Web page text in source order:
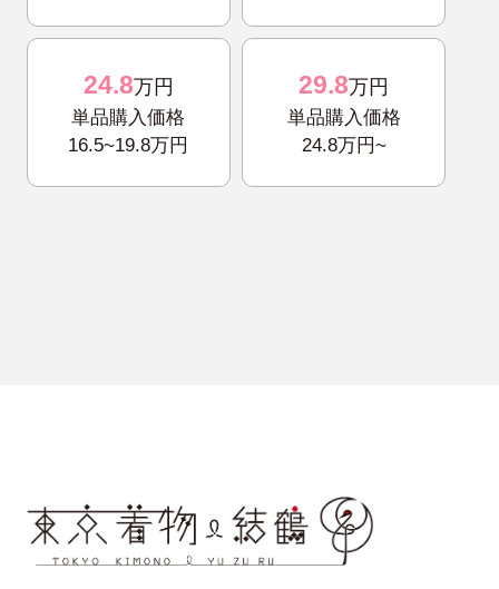
24.8万円
単品購入価格
16.5~19.8万円
29.8万円
単品購入価格
24.8万円~